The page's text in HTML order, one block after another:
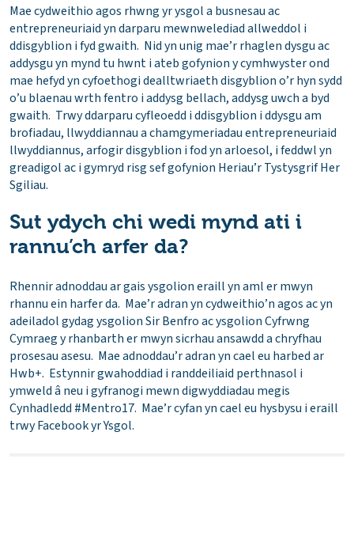
Mae cydweithio agos rhwng yr ysgol a busnesau ac
entrepreneuriaid yn darparu mewnwelediad allweddol i
ddisgyblion i fyd gwaith. Nid yn unig mae’r rhaglen dysgu ac
addysgu yn mynd tu hwnt i ateb gofynion y cymhwyster ond
mae hefyd yn cyfoethogi dealltwriaeth disgyblion o’r hyn sydd
o’u blaenau wrth fentro i addysg bellach, addysg uwch a byd
gwaith. Trwy ddarparu cyfleoedd i ddisgyblion i ddysgu am
brofiadau, llwyddiannau a chamgymeriadau entrepreneuriaid
llwyddiannus, arfogir disgyblion i fod yn arloesol, i feddwl yn
greadigol ac i gymryd risg sef gofynion Heriau’r Tystysgrif Her
Sgiliau.
Sut ydych chi wedi mynd ati i
rannu’ch arfer da?
Rhennir adnoddau ar gais ysgolion eraill yn aml er mwyn
rhannu ein harfer da. Mae’r adran yn cydweithio’n agos ac yn
adeiladol gydag ysgolion Sir Benfro ac ysgolion Cyfrwng
Cymraeg y rhanbarth er mwyn sicrhau ansawdd a chryfhau
prosesau asesu. Mae adnoddau’r adran yn cael eu harbed ar
Hwb+. Estynnir gwahoddiad i randdeiliaid perthnasol i
ymweld â neu i gyfranogi mewn digwyddiadau megis
Cynhadledd #Mentro17. Mae’r cyfan yn cael eu hysbysu i eraill
trwy Facebook yr Ysgol.